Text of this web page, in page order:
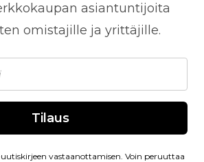
asiantuntijoita
omistajille ja yrittäjille.
Tilaus
vastaanottamisen. Voin peruuttaa